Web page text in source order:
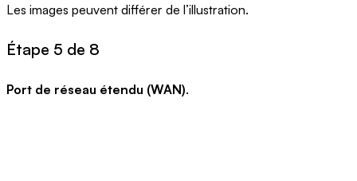
Les images peuvent différer de l’illustration.
Étape 5 de 8
Port de réseau étendu (WAN).